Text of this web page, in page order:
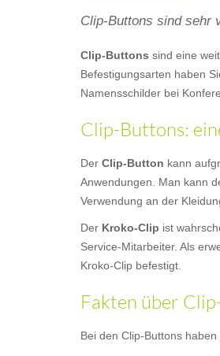
Clip-Buttons sind sehr
Clip-Buttons sind eine
Befestigungsarten haben
Namensschilder bei
Clip-Buttons:
Der Clip-Button kann
Anwendungen. Man kann
Verwendung an der
Der Kroko-Clip ist
Service-Mitarbeiter. Als
Kroko-Clip befestigt.
Fakten über
Bei den Clip-Buttons